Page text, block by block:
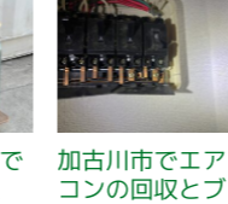
加古川市でエア
コンの回収とブ